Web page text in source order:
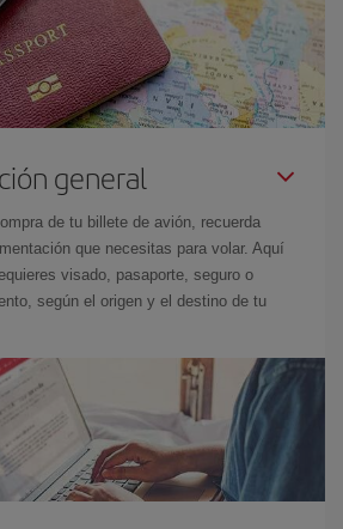
general
de tu billete de avión, recuerda
que necesitas para volar. Aquí
visado, pasaporte, seguro o
según el origen y el destino de tu